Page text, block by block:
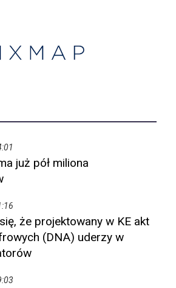
już pół miliona
że projektowany w KE akt
(DNA) uderzy w